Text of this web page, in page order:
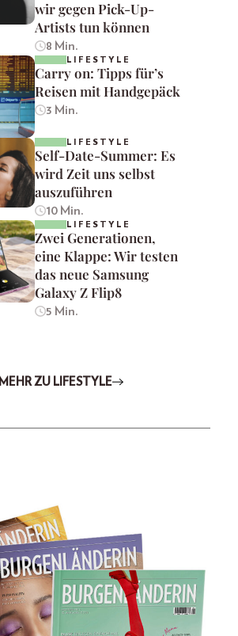
wir gegen Pick-Up-
Artists tun können
8 Min.
LIFESTYLE
Carry on: Tipps für’s
Reisen mit Handgepäck
3 Min.
LIFESTYLE
Self-Date-Summer: Es
wird Zeit uns selbst
auszuführen
10 Min.
LIFESTYLE
Zwei Generationen,
eine Klappe: Wir testen
das neue Samsung
Galaxy Z Flip8
5 Min.
MEHR ZU LIFESTYLE